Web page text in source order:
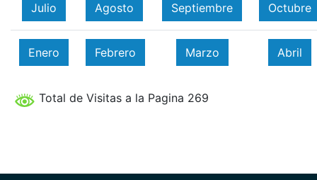
Julio Agosto Septiembre Octubre
Enero Febrero Marzo Abril
Total de Visitas a la Pagina 269